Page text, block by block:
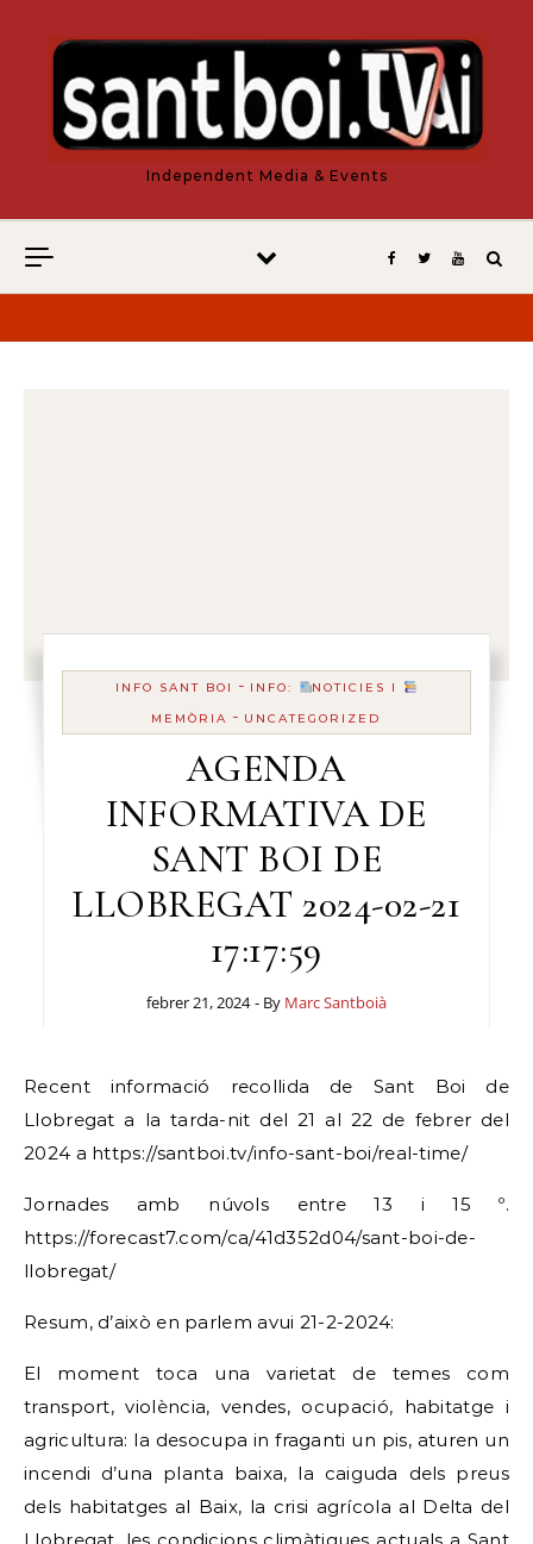
Independent Media & Events
INFO SANT BOI - INFO:
NOTICIES I
MEMÒRIA - UNCATEGORIZED
AGENDA
INFORMATIVA DE
SANT BOI DE
LLOBREGAT 2024-02-21
17:17:59
febrer 21, 2024 - By Marc Santboià
Recent informació recollida de Sant Boi de
Llobregat a la tarda-nit del 21 al 22 de febrer del
2024 a https://santboi.tv/info-sant-boi/real-time/
Jornades amb núvols entre 13 i 15 º.
https://forecast7.com/ca/41d352d04/sant-boi-de-
llobregat/
Resum, d’això en parlem avui 21-2-2024:
El moment toca una varietat de temes com
transport, violència, vendes, ocupació, habitatge i
agricultura: la desocupa in fraganti un pis, aturen un
incendi d’una planta baixa, la caiguda dels preus
dels habitatges al Baix, la crisi agrícola al Delta del